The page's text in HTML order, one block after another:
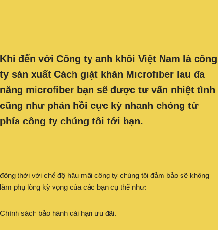
Khi đến với Công ty anh khôi Việt Nam là công
ty sản xuất Cách giặt khăn Microfiber lau đa
năng microfiber bạn sẽ được tư vấn nhiệt tình
cũng như phản hồi cực kỳ nhanh chóng từ
phía công ty chúng tôi tới bạn.
đông thời với chế độ hậu mãi công ty chúng tôi đảm bảo sẽ không
làm phụ lòng kỳ vọng của các bạn cụ thể như:
Chính sách bảo hành dài hạn ưu đãi.